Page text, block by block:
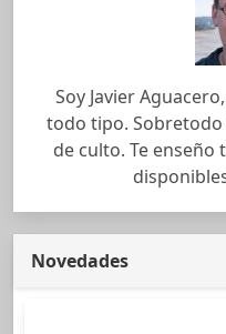
Soy Javier
todo tipo. Sobretodo
de culto. Te
Novedades